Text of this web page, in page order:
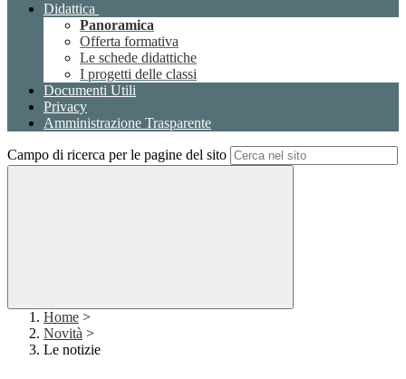
Didattica
Panoramica
Offerta formativa
Le schede didattiche
I progetti delle classi
Documenti Utili
Privacy
Amministrazione Trasparente
Campo di ricerca per le pagine del sito
Home >
Novità >
Le notizie